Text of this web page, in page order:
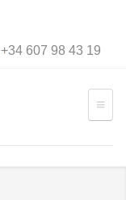
+34 607 98 43 19